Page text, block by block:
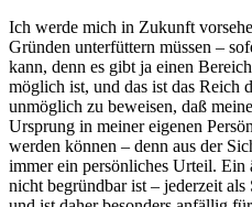
Ich werde mich in Zukunft
Gründen unterfüttern müssen –
kann, denn es gibt ja einen
möglich ist, und das ist das Reich
unmöglich zu beweisen, daß
Ursprung in meiner eigenen
werden können – denn aus der
immer ein persönliches Urteil. Ein
nicht begründbar ist – jederzeit